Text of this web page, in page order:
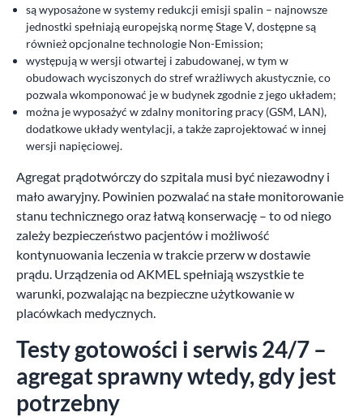
są wyposażone w systemy redukcji emisji spalin – najnowsze
jednostki spełniają europejską normę Stage V, dostępne są
również opcjonalne technologie Non-Emission;
występują w wersji otwartej i zabudowanej, w tym w
obudowach wyciszonych do stref wrażliwych akustycznie, co
pozwala wkomponować je w budynek zgodnie z jego układem;
można je wyposażyć w zdalny monitoring pracy (GSM, LAN),
dodatkowe układy wentylacji, a także zaprojektować w innej
wersji napięciowej.
Agregat prądotwórczy do szpitala musi być niezawodny i
mało awaryjny. Powinien pozwalać na stałe monitorowanie
stanu technicznego oraz łatwą konserwację – to od niego
zależy bezpieczeństwo pacjentów i możliwość
kontynuowania leczenia w trakcie przerw w dostawie
prądu. Urządzenia od AKMEL spełniają wszystkie te
warunki, pozwalając na bezpieczne użytkowanie w
placówkach medycznych.
Testy gotowości i serwis 24/7 –
agregat sprawny wtedy, gdy jest
potrzebny